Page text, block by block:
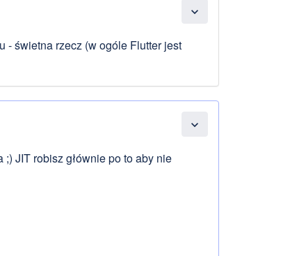
expand_more
- świetna rzecz (w ogóle Flutter jest
expand_more
JIT robisz głównie po to aby nie